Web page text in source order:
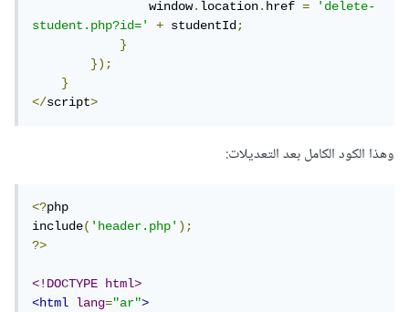
window.location.href =
'delete-
student.php?id='
+ studentId;
}
});
}
</script>
وهذا الكود الكامل بعد التعديلات:
<?php
include('header.php');
?>
<!DOCTYPE html>
<html
lang="ar">